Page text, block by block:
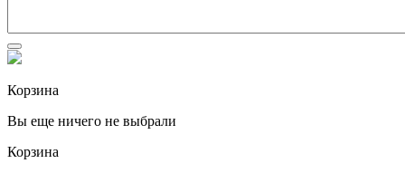
Корзина
Вы еще ничего не выбрали
Корзина